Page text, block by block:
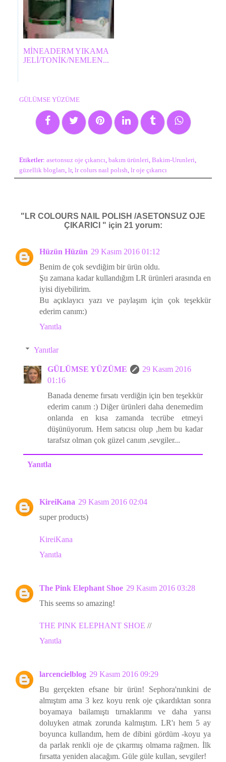
MİNEADERM YIKAMA
JELİ/TONİK/NEMLEN...
GÜLÜMSE YÜZÜME
Etiketler: asetonsuz oje çıkarıcı, bakım ürünleri, Bakim-Urunleri,
güzellik blogları, lr, lr colurs naıl polısh, lr oje çıkarıcı
"LR COLOURS NAIL POLISH /ASETONSUZ OJE
ÇIKARICI " için 21 yorum:
Hüzün Hüzün 29 Kasım 2016 01:12
Benim de çok sevdiğim bir ürün oldu.
Şu zamana kadar kullandığım LR ürünleri arasında en
iyisi diyebilirim.
Bu açıklayıcı yazı ve paylaşım için çok teşekkür
ederim canım:)
Yanıtla
Yanıtlar
GÜLÜMSE YÜZÜME
29 Kasım 2016
01:16
Banada deneme fırsatı verdiğin için ben teşekkür
ederim canım :) Diğer ürünleri daha denemedim
onlarıda en kısa zamanda tecrübe etmeyi
düşünüyorum. Hem satıcısı olup ,hem bu kadar
tarafsız olman çok güzel canım ,sevgiler...
Yanıtla
KireiKana 29 Kasım 2016 02:04
super products)
KireiKana
Yanıtla
The Pink Elephant Shoe 29 Kasım 2016 03:28
This seems so amazing!
THE PINK ELEPHANT SHOE //
Yanıtla
larcencielblog 29 Kasım 2016 09:29
Bu gerçekten efsane bir ürün! Sephora'nınkini de
almıştım ama 3 kez koyu renk oje çıkardıktan sonra
boyamaya bailamıştı tırnaklarımı ve daha yarısı
doluyken atmak zorunda kalmıştım. LR'ı hem 5 ay
boyunca kullandım, hem de dibini gördüm -koyu ya
da parlak renkli oje de çıkarmış olmama rağmen. İlk
fırsatta yeniden alacağım. Güle güle kullan, sevgiler!